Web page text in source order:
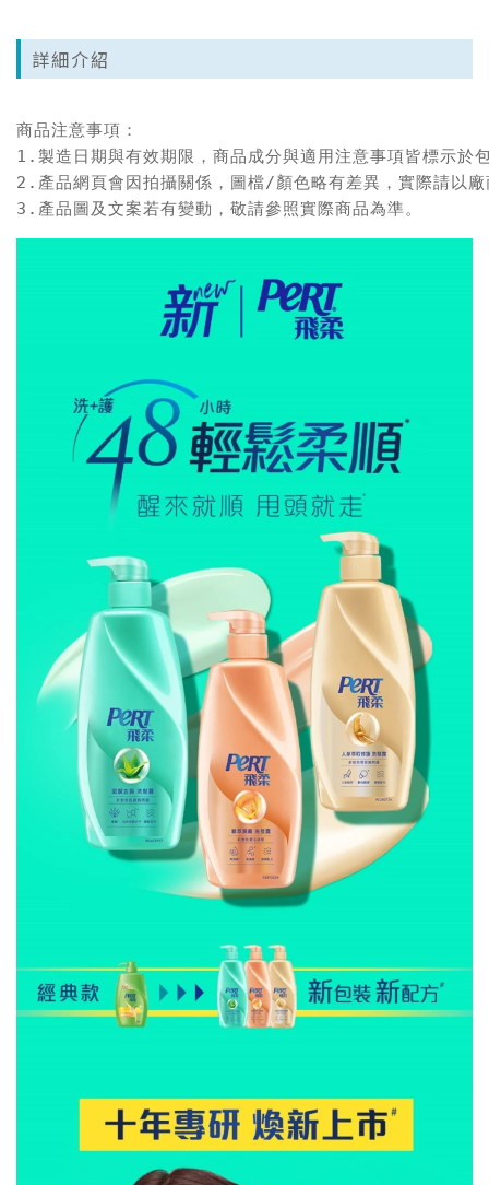
詳細介紹
商品注意事項：
1.製造日期與有效期限，商品成分與適用注意事項皆標示於
2.產品網頁會因拍攝關係，圖檔/顏色略有差異，實際請以
3.產品圖及文案若有變動，敬請參照實際商品為準。